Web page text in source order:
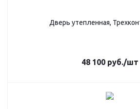
Дверь утепленная,
48 100руб./шт